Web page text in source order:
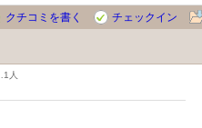
クチコミを書く
チェックイン
1人